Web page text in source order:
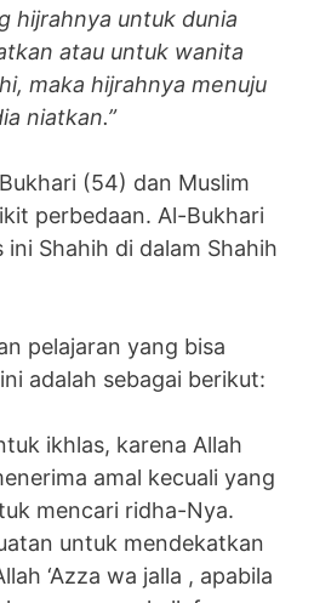
hijrahnya untuk dunia
atau untuk wanita
maka hijrahnya menuju
niatkan.”
(54) dan Muslim
perbedaan. Al-Bukhari
Shahih di dalam Shahih
pelajaran yang bisa
adalah sebagai berikut:
ikhlas, karena Allah
amal kecuali yang
mencari ridha-Nya.
untuk mendekatkan
‘Azza wa jalla , apabila